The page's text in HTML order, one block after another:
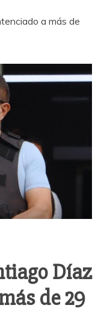
a más de
Díaz
de 29